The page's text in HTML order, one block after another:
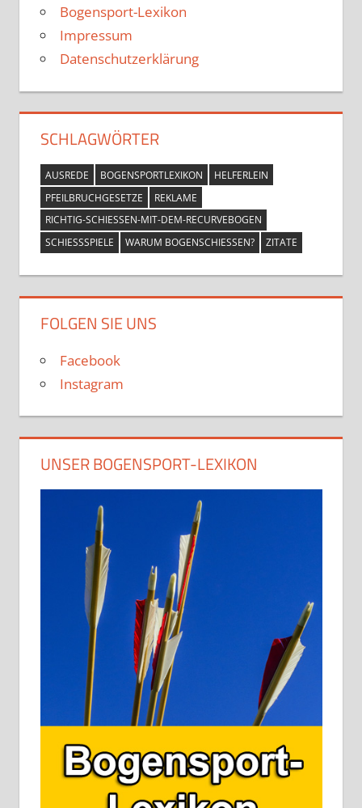
Bogensport-Lexikon
Impressum
Datenschutzerklärung
SCHLAGWÖRTER
AUSREDE BOGENSPORTLEXIKON
HELFERLEIN
PFEILBRUCHGESETZE
REKLAME
RICHTIG-SCHIESSEN-MIT-DEM-RECURVEBOGEN
SCHIESSSPIELE
WARUM BOGENSCHIESSEN? ZITATE
FOLGEN SIE UNS
Facebook
Instagram
UNSER BOGENSPORT-LEXIKON